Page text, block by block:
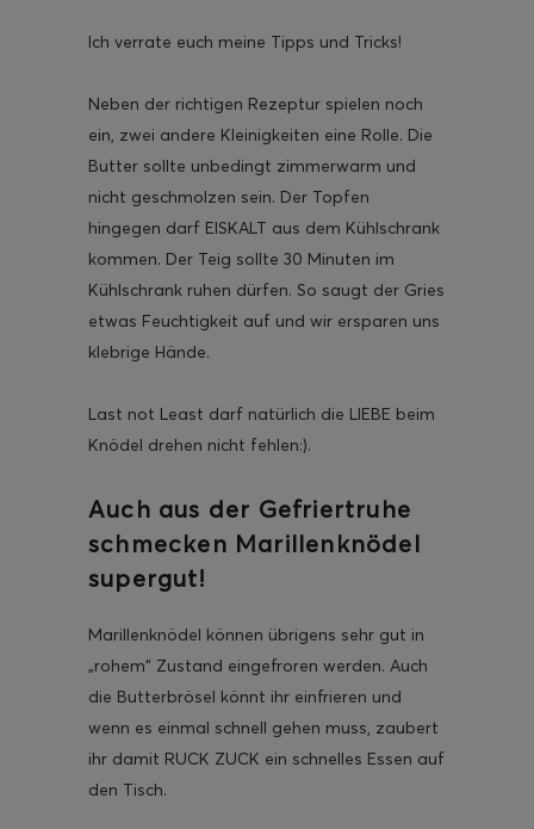
Eis am Stil
Ich verrate euch meine Tipps und Tricks!
Neben der richtigen Rezeptur spielen noch
ein, zwei andere Kleinigkeiten eine Rolle. Die
Butter sollte unbedingt zimmerwarm und
nicht geschmolzen sein. Der Topfen
hingegen darf EISKALT aus dem Kühlschrank
kommen. Der Teig sollte 30 Minuten im
Kühlschrank ruhen dürfen. So saugt der Gries
etwas Feuchtigkeit auf und wir ersparen uns
klebrige Hände.
Last not Least darf natürlich die LIEBE beim
Knödel drehen nicht fehlen:).
Auch aus der Gefriertruhe
schmecken Marillenknödel
supergut!
Marillenknödel können übrigens sehr gut in
„rohem“ Zustand eingefroren werden. Auch
die Butterbrösel könnt ihr einfrieren und
wenn es einmal schnell gehen muss, zaubert
ihr damit RUCK ZUCK ein schnelles Essen auf
den Tisch.